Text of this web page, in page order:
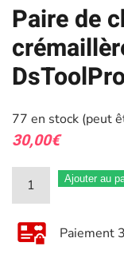
Paire de
77 en stock (peut
30,00€
quantité
de
Paire
de
Ajouter au
Paiement